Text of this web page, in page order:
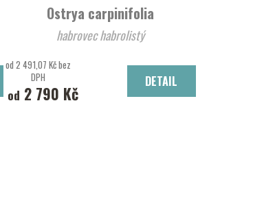
Ostrya carpinifolia
habrovec habrolistý
od 2 491,07 Kč bez
DPH
od 2 790 Kč
DETAIL